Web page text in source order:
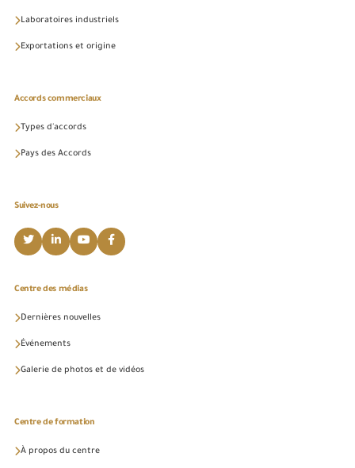
Laboratoires industriels
Exportations et origine
Accords commerciaux
Types d'accords
Pays des Accords
Suivez-nous
Centre des médias
Dernières nouvelles
Événements
Galerie de photos et de vidéos
Centre de formation
À propos du centre